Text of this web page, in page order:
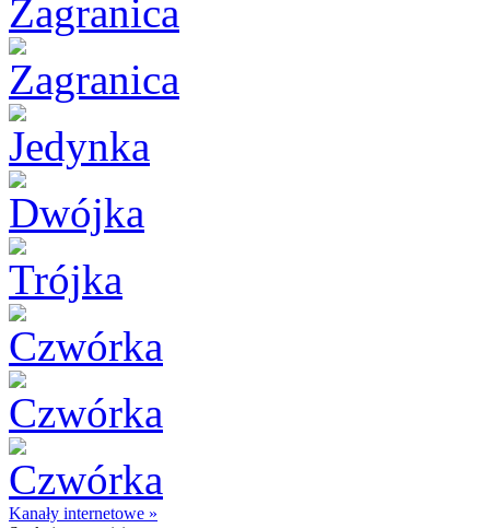
Kanały internetowe »